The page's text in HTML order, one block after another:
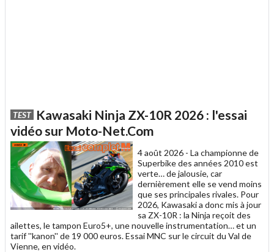
TEST Kawasaki Ninja ZX-10R 2026 : l'essai
vidéo sur Moto-Net.Com
4 août 2026 - La championne de
Superbike des années 2010 est
verte… de jalousie, car
dernièrement elle se vend moins
que ses principales rivales. Pour
2026, Kawasaki a donc mis à jour
sa ZX-10R : la Ninja reçoit des
ailettes, le tampon Euro5+, une nouvelle instrumentation… et un
tarif ''kanon'' de 19 000 euros. Essai MNC sur le circuit du Val de
Vienne, en vidéo.